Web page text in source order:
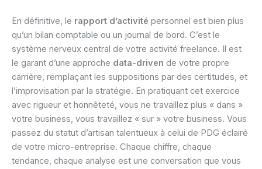
En définitive, le rapport d’activité personnel est bien plus
qu’un bilan comptable ou un journal de bord. C’est le
système nerveux central de votre activité freelance. Il est
le garant d’une approche data-driven de votre propre
carrière, remplaçant les suppositions par des certitudes, et
l’improvisation par la stratégie. En pratiquant cet exercice
avec rigueur et honnêteté, vous ne travaillez plus « dans »
votre business, vous travaillez « sur » votre business. Vous
passez du statut d’artisan talentueux à celui de PDG éclairé
de votre micro-entreprise. Chaque chiffre, chaque
tendance, chaque analyse est une conversation que vous